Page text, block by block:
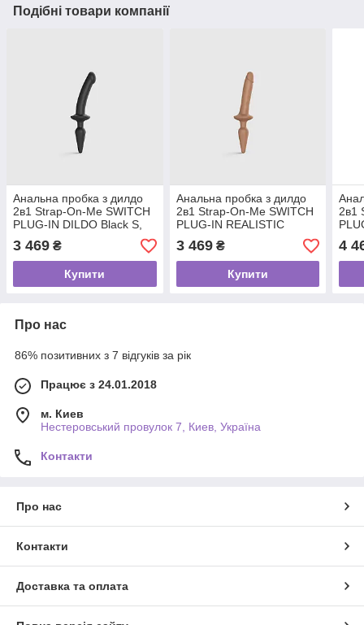
Подібні товари компанії
Анальна пробка з дилдо
2в1 Strap-On-Me SWITCH
PLUG-IN DILDO Black S,
діаметр 3,3/2,9 см
3 469 ₴
Купити
Анальна пробка з дилдо
2в1 Strap-On-Me SWITCH
PLUG-IN REALISTIC
DILDO Caramel S, діаметр
3,3/2,9 см
3 469₴
Купити
2в1
4,5/
4
Про нас
86% позитивних з 7 відгуків за рік
Працює з 24.01.2018
м. Киев
Нестеровський провулок 7, Киев, Україна
Контакти
Про нас
Контакти
Доставка та оплата